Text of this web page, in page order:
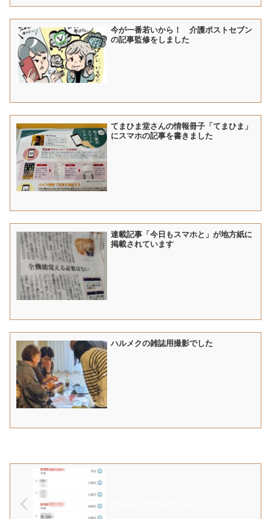
今が一番若いから！ 介護ポストセブン
の記事監修をしました
てまひま堂さんの情報冊子「てまひま」
にスマホの記事を書きました
連載記事「今日もスマホと」が地方紙に
掲載されています
ハルメクの雑誌用撮影でした